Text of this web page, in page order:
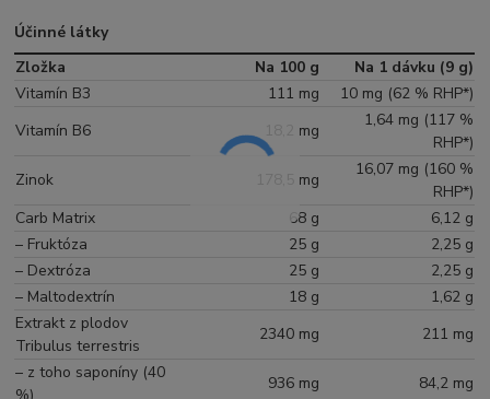
Účinné látky
Zložka
Na 100 g
Na 1 dávku (9 g)
Vitamín B3
111 mg
10 mg (62 % RHP*)
Vitamín B6
18,2 mg
1,64 mg (117 %
RHP*)
Zinok
178,5 mg
16,07 mg (160 %
RHP*)
Carb Matrix
68 g
6,12 g
– Fruktóza
25 g
2,25 g
– Dextróza
25 g
2,25 g
– Maltodextrín
18 g
1,62 g
Extrakt z plodov
Tribulus terrestris
2340 mg
211 mg
– z toho saponíny (40
936 mg
84,2 mg